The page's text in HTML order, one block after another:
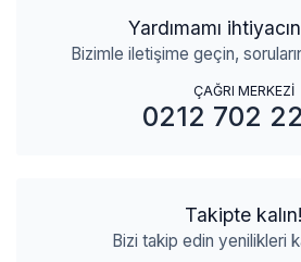
Yardımamı
Bizimle iletişime geçin,
ÇAĞRI MERKEZİ
0212 702
Takipte kalın!
Bizi takip edin yenilikleri